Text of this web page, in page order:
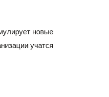
новые
учатся